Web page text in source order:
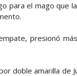
para el mago que
presionó
doble amarilla de